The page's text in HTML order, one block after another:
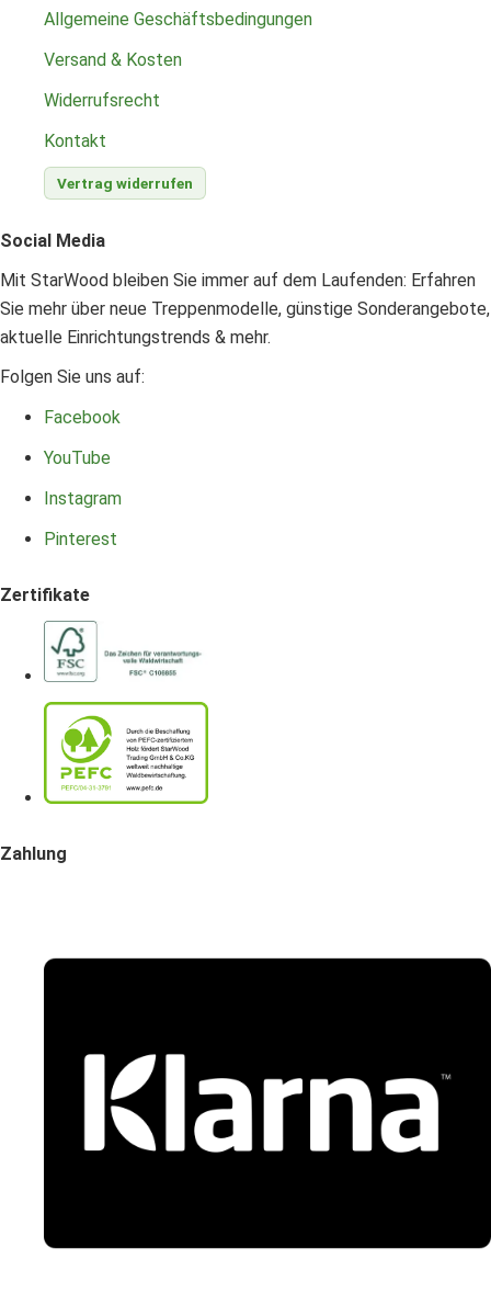
Allgemeine Geschäftsbedingungen
Versand & Kosten
Widerrufsrecht
Kontakt
Vertrag widerrufen
Social Media
Mit StarWood bleiben Sie immer auf dem Laufenden: Erfahren
Sie mehr über neue Treppenmodelle, günstige Sonderangebote,
aktuelle Einrichtungstrends & mehr.
Folgen Sie uns auf:
Facebook
YouTube
Instagram
Pinterest
Zertifikate
Zahlung